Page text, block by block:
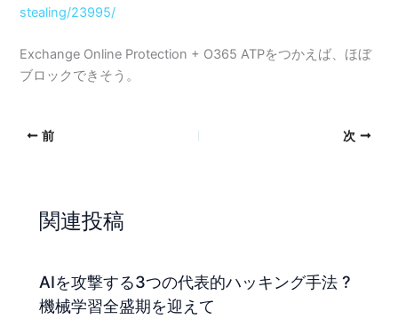
stealing/23995/
Exchange Online Protection + O365 ATPをつかえば、ほぼ
ブロックできそう。
前 次
関連投稿
AIを攻撃する3つの代表的ハッキング手法 ?
機械学習全盛期を迎えて